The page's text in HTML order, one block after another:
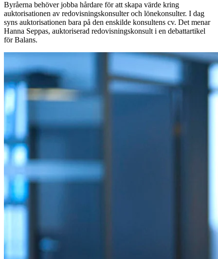
Byråerna behöver jobba hårdare för att skapa värde kring
auktorisationen av redovisningskonsulter och lönekonsulter. I dag
syns auktorisationen bara på den enskilde konsultens cv. Det menar
Hanna Seppas, auktoriserad redovisningskonsult i en debattartikel
för Balans.